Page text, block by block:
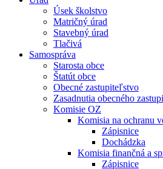
Úsek školstvo
Matričný úrad
Stavebný úrad
Tlačivá
Samospráva
Starosta obce
Štatút obce
Obecné zastupiteľstvo
Zasadnutia obecného
Komisie OZ
Komisia na ochranu
Zápisnice
Dochádzka
Komisia finančná a
Zápisnice